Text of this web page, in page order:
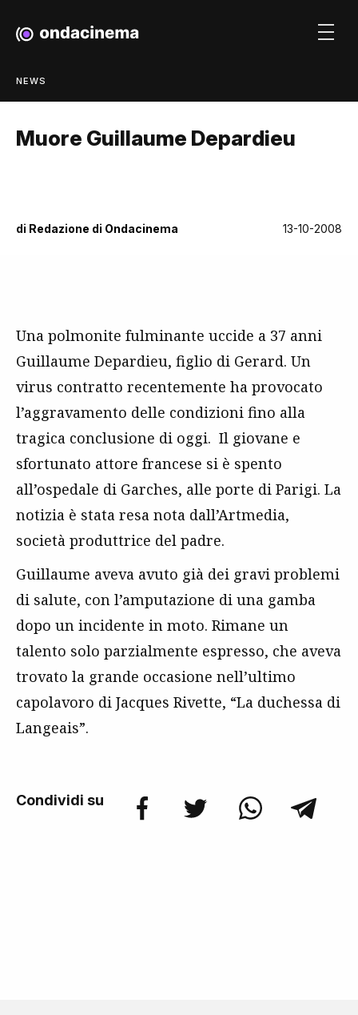
NEWS
Muore Guillaume Depardieu
di Redazione di Ondacinema 13-10-2008
Una polmonite fulminante uccide a 37 anni
Guillaume Depardieu, figlio di Gerard. Un
virus contratto recentemente ha provocato
l’aggravamento delle condizioni fino alla
tragica conclusione di oggi. Il giovane e
sfortunato attore francese si è spento
all’ospedale di Garches, alle porte di Parigi. La
notizia è stata resa nota dall’Artmedia,
società produttrice del padre.
Guillaume aveva avuto già dei gravi problemi
di salute, con l’amputazione di una gamba
dopo un incidente in moto. Rimane un
talento solo parzialmente espresso, che aveva
trovato la grande occasione nell’ultimo
capolavoro di Jacques Rivette, “La duchessa di
Langeais”.
Condividi su